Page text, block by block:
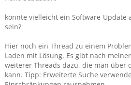
könnte vielleicht ein Software-Update
sein?
Hier noch ein Thread zu einem
Laden mit Lösung. Es gibt nach
weiterer Threads dazu, die man über
kann. Tipp: Erweiterte Suche